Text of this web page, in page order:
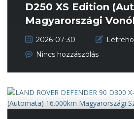
D250 XS Edition
Magyarországi
Nag...
2026-07-30
Nincs hozzászólás